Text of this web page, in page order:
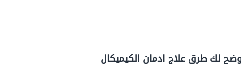
لك طرق علاج ادمان الكيميكال